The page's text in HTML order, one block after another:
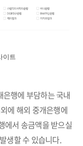
이트
행에 부담하는 국내
에 해외 중개은행에
에서 송금액을 받으실
생할 수 있습니다.